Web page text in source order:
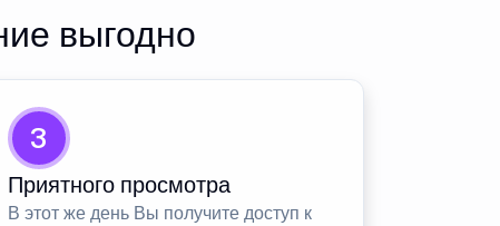
выгодно
3
Приятного просмотра
В этот же день Вы получите доступ к